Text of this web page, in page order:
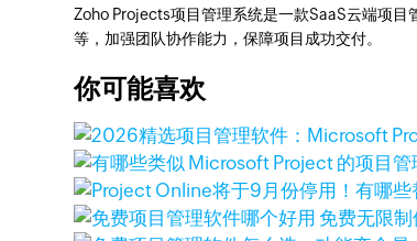
Zoho Projects项目管理系统是一款SaaS云端项
等，加强团队协作能力，保障项目成功交付。
你可能喜欢